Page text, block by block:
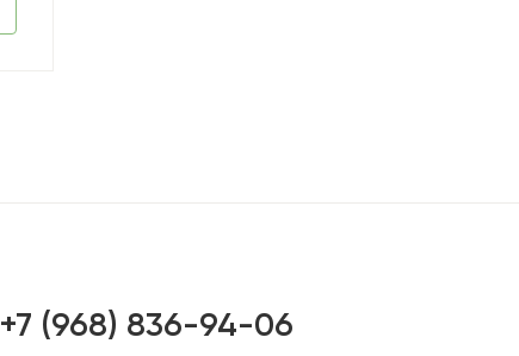
+7 (968) 836-94-06